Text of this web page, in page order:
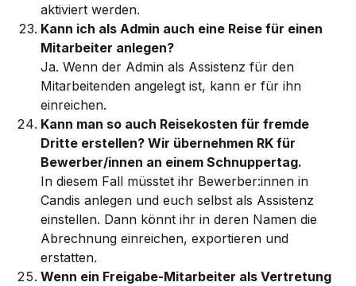
aktiviert werden.
Kann ich als Admin auch eine Reise für einen
Mitarbeiter anlegen?
Ja. Wenn der Admin als Assistenz für den
Mitarbeitenden angelegt ist, kann er für ihn
einreichen.
Kann man so auch Reisekosten für fremde
Dritte erstellen? Wir übernehmen RK für
Bewerber/innen an einem Schnuppertag.
In diesem Fall müsstet ihr Bewerber:innen in
Candis anlegen und euch selbst als Assistenz
einstellen. Dann könnt ihr in deren Namen die
Abrechnung einreichen, exportieren und
erstatten.
Wenn ein Freigabe-Mitarbeiter als Vertretung